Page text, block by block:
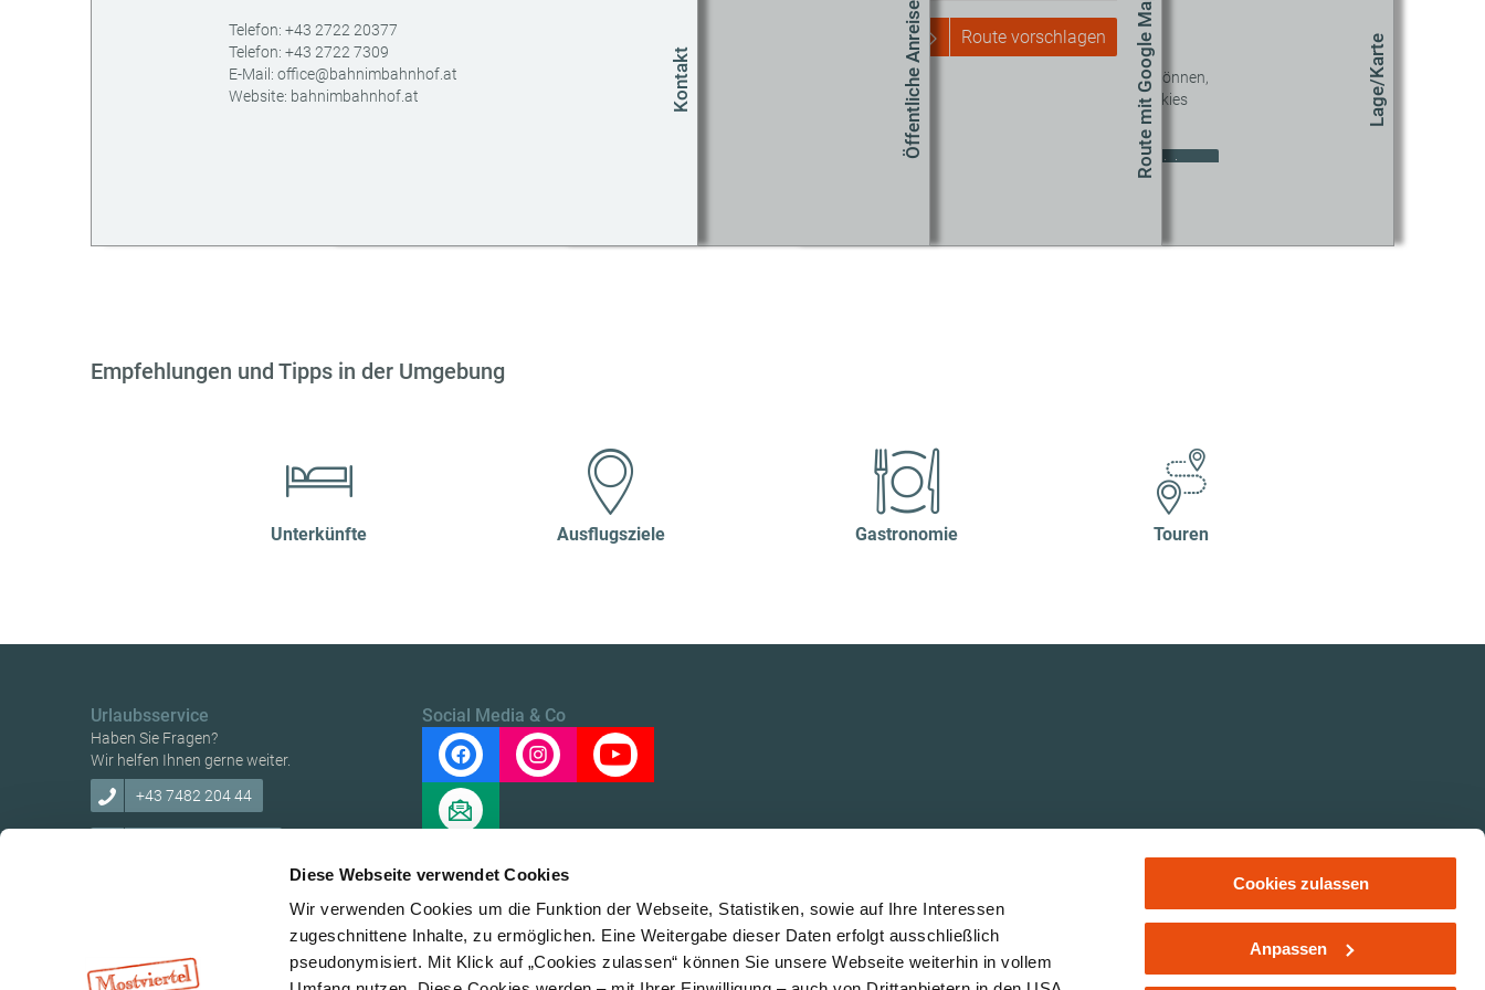
Diese Webseite verwendet Cookies
Wir verwenden Cookies um die Funktion der Webseite, Statistiken, sowie auf Ihre Interessen
zugeschnittene Inhalte, zu ermöglichen. Eine Weitergabe dieser Daten erfolgt ausschließlich
pseudonymisiert. Mit Klick auf „Cookies zulassen“ können Sie unsere Webseite weiterhin in vollem
Cookies zulassen
Anpassen
Kontakt
Telefon: +43 2722 20377
Telefon: +43 2722 7309
E-Mail: office@bahnimbahnhof.at
Website: bahnimbahnhof.at Öffentliche Anreise Route mit Google Maps
Route vorschlagen Lage/Karte
Um diesen Inhalt sehen zu können,
müssen Sie unseren Cookies
Cookie-Einstellungen aktualisieren
Empfehlungen und Tipps in der Umgebung
Unterkünfte Ausflugsziele Gastronomie Touren
Urlaubsservice
Haben Sie Fragen?
Wir helfen Ihnen gerne weiter.
+43 7482 204 44
Social Media & Co
Copyright © Mostviertel Tourismus GmbH Datenschutz LE/LEADER 14-20 Impressum Haftungsausschluss